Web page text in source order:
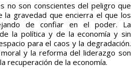
no son conscientes del peligro que
la gravedad que encierra el que los
de confiar en el poder. La
la política y de la economía y sin
para el caos y la degradación.
y la reforma del liderazgo son
recuperación de la economía.